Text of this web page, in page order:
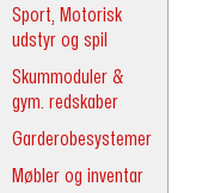
Sport, Motorisk
udstyr og spil
Skummoduler &
gym. redskaber
Garderobesystemer
Møbler og inventar